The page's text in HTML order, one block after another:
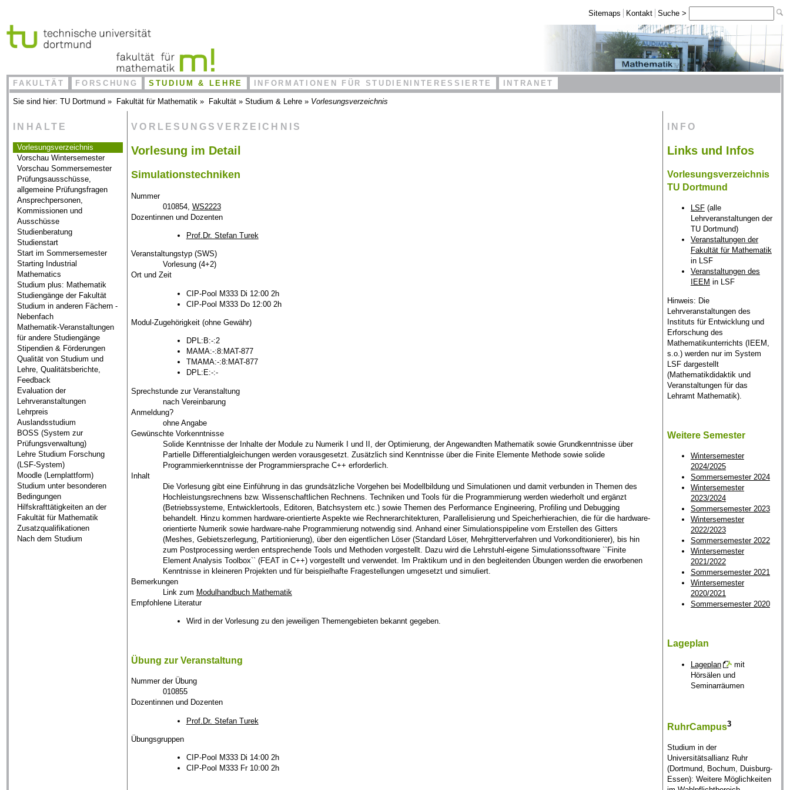
Sitemaps Kontakt Suche >
FAKULTÄT FORSCHUNG STUDIUM & LEHRE INFORMATIONEN FÜR STUDIENINTERESSIERTE INTRANET
Sie sind hier:TU Dortmund » Fakultät für Mathematik » Fakultät »Studium & Lehre » Vorlesungsverzeichnis
INHALTE
Vorlesungsverzeichnis
Vorschau Wintersemester
Vorschau Sommersemester
Prüfungsausschüsse,
allgemeine Prüfungsfragen
Ansprechpersonen,
Kommissionen und
Ausschüsse
Studienberatung
Studienstart
Start im Sommersemester
Starting Industrial
Mathematics
Studium plus: Mathematik
Studiengänge der Fakultät
Studium in anderen Fächern -
Nebenfach
Mathematik-Veranstaltungen
für andere Studiengänge
Stipendien & Förderungen
Qualität von Studium und
Lehre, Qualitätsberichte,
Feedback
Evaluation der
Lehrveranstaltungen
Lehrpreis
Auslandsstudium
BOSS (System zur
Prüfungsverwaltung)
Lehre Studium Forschung
(LSF-System)
Moodle (Lernplattform)
Studium unter besonderen
Bedingungen
Hilfskrafttätigkeiten an der
Fakultät für Mathematik
Zusatzqualifikationen
Nach dem Studium
VORLESUNGSVERZEICHNIS
Vorlesung im Detail
Simulationstechniken
Nummer
010854, WS2223
Dozentinnen und Dozenten
Prof.Dr. Stefan Turek
Veranstaltungstyp (SWS)
Vorlesung (4+2)
Ort und Zeit
CIP-Pool M333 Di 12:00 2h
CIP-Pool M333 Do 12:00 2h
Modul-Zugehörigkeit (ohne Gewähr)
DPL:B:-:2
MAMA:-:8:MAT-877
TMAMA:-:8:MAT-877
DPL:E:-:-
Sprechstunde zur Veranstaltung
nach Vereinbarung
Anmeldung?
ohne Angabe
Gewünschte Vorkenntnisse
Solide Kenntnisse der Inhalte der Module zu Numerik I und II, der Optimierung, der Angewandten Mathematik sowie Grundkenntnisse über
Partielle Differentialgleichungen werden vorausgesetzt. Zusätzlich sind Kenntnisse über die Finite Elemente Methode sowie solide
Programmierkenntnisse der Programmiersprache C++ erforderlich.
Inhalt
Die Vorlesung gibt eine Einführung in das grundsätzliche Vorgehen bei Modellbildung und Simulationen und damit verbunden in Themen des
Hochleistungsrechnens bzw. Wissenschaftlichen Rechnens. Techniken und Tools für die Programmierung werden wiederholt und ergänzt
(Betriebssysteme, Entwicklertools, Editoren, Batchsystem etc.) sowie Themen des Performance Engineering, Profiling und Debugging
behandelt. Hinzu kommen hardware-orientierte Aspekte wie Rechnerarchitekturen, Parallelisierung und Speicherhierachien, die für die hardware-
orientierte Numerik sowie hardware-nahe Programmierung notwendig sind. Anhand einer Simulationspipeline vom Erstellen des Gitters
(Meshes, Gebietszerlegung, Partitionierung), über den eigentlichen Löser (Standard Löser, Mehrgitterverfahren und Vorkonditionierer), bis hin
zum Postprocessing werden entsprechende Tools und Methoden vorgestellt. Dazu wird die Lehrstuhl-eigene Simulationssoftware ``Finite
Element Analysis Toolbox`` (FEAT in C++) vorgestellt und verwendet. Im Praktikum und in den begleitenden Übungen werden die erworbenen
Kenntnisse in kleineren Projekten und für beispielhafte Fragestellungen umgesetzt und simuliert.
Bemerkungen
Link zum Modulhandbuch Mathematik
Empfohlene Literatur
Wird in der Vorlesung zu den jeweiligen Themengebieten bekannt gegeben.
Übung zur Veranstaltung
Nummer der Übung
010855
Dozentinnen und Dozenten
Prof.Dr. Stefan Turek
Übungsgruppen
CIP-Pool M333 Di 14:00 2h
CIP-Pool M333 Fr 10:00 2h
INFO
Links und Infos
Vorlesungsverzeichnis
TU Dortmund
LSF(alle
Lehrveranstaltungen der
TU Dortmund)
Veranstaltungen der
Fakultät für Mathematik
in LSF
Veranstaltungen des
IEEM in LSF
Hinweis: Die
Lehrveranstaltungen des
Instituts für Entwicklung und
Erforschung des
Mathematikunterrichts (IEEM,
s.o.) werden nur im System
LSF dargestellt
(Mathematikdidaktik und
Veranstaltungen für das
Lehramt Mathematik).
Weitere Semester
Wintersemester
2024/2025
Sommersemester 2024
Wintersemester
2023/2024
Sommersemester 2023
Wintersemester
2022/2023
Sommersemester 2022
Wintersemester
2021/2022
Sommersemester 2021
Wintersemester
2020/2021
Sommersemester 2020
Lageplan
Lageplan
mit
Hörsälen und
Seminarräumen
RuhrCampus3
Studium in der
Universitätsallianz Ruhr
(Dortmund, Bochum, Duisburg-
Essen): Weitere Möglichkeiten